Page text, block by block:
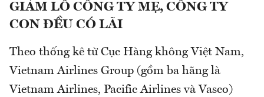
GIẢM LỖ CÔNG TY MẸ, CÔNG TY
CON ĐỀU CÓ LÃI
Theo thống kê từ Cục Hàng không Việt Nam,
Vietnam Airlines Group (gồm ba hãng là
Vietnam Airlines, Pacific Airlines và Vasco)